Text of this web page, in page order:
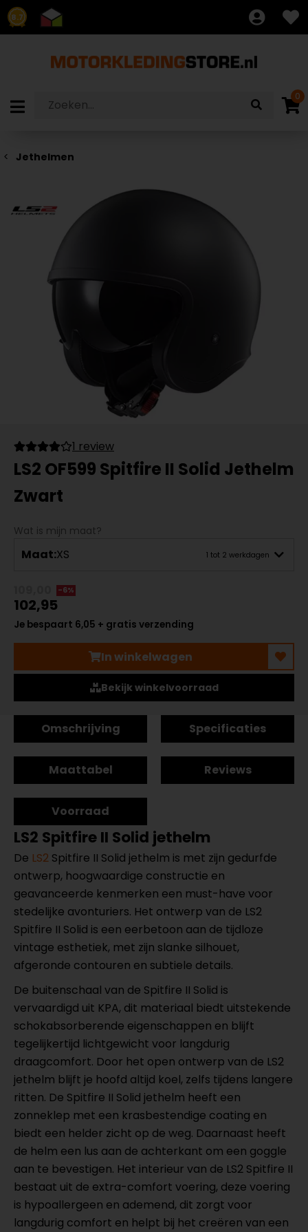
8.7
0
Jethelmen
1 review
LS2 OF599 Spitfire II Solid Jethelm
Zwart
Wat is mijn maat?
Maat:XS 1 tot 2 werkdagen
-6%
102,95
Je bespaart 6,05 + gratis verzending
In winkelwagen
Bekijk winkelvoorraad
Omschrijving Specificaties
Maattabel Reviews
Voorraad
LS2 Spitfire II Solid jethelm
De LS2 Spitfire II Solid jethelm is met zijn gedurfde
ontwerp, hoogwaardige constructie en
geavanceerde kenmerken een must-have voor
stedelijke avonturiers. Het ontwerp van de LS2
Spitfire II Solid is een eerbetoon aan de tijdloze
vintage esthetiek, met zijn slanke silhouet,
afgeronde contouren en subtiele details.
De buitenschaal van de Spitfire II Solid is
vervaardigd uit KPA, dit materiaal biedt uitstekende
schokabsorberende eigenschappen en blijft
tegelijkertijd lichtgewicht voor langdurig
draagcomfort. Door het open ontwerp van de LS2
jethelm blijft je hoofd altijd koel, zelfs tijdens langere
ritten. De Spitfire II Solid jethelm heeft een
zonneklep met een krasbestendige coating en
biedt een helder zicht op de weg. Daarnaast heeft
de helm een lus aan de achterkant om een goggle
aan te bevestigen. Het interieur van de LS2 Spitfire II
bestaat uit de extra-comfort voering, deze voering
is hypoallergeen en ademend, dit zorgt voor
langdurig comfort en helpt bij het creëren van een